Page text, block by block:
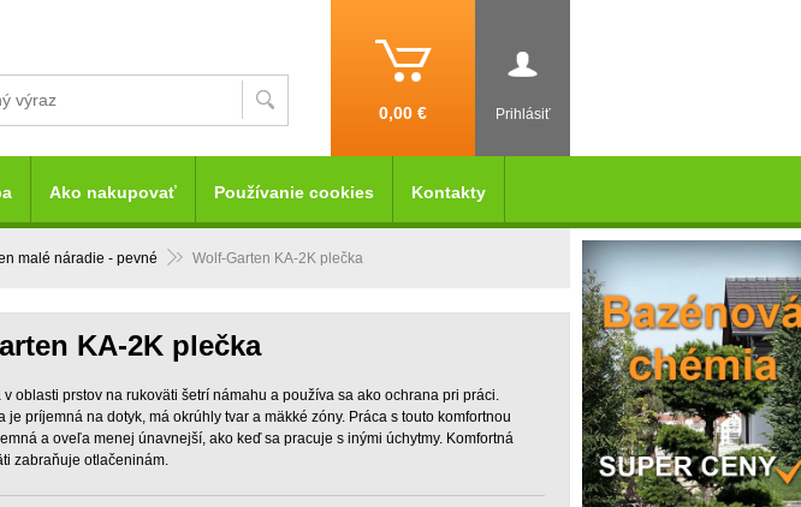
Prihlásiť
0,00 €
malé náradie - pevné Wolf-Garten KA-2K plečka
KA-2K plečka
v oblasti prstov na rukoväti šetrí námahu a používa sa ako ochrana pri práci.
je príjemná na dotyk, má okrúhly tvar a mäkké zóny. Práca s touto komfortnou
a oveľa menej únavnejší, ako keď sa pracuje s inými úchytmy. Komfortná
zabraňuje otlačeninám.
Ako nakupovať Používanie cookies Kontakty